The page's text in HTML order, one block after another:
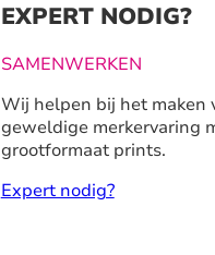
EXPERT NODIG?
SAMENWERKEN
Wij helpen bij het maken
geweldige merkervaring
grootformaat prints.
Expert nodig?